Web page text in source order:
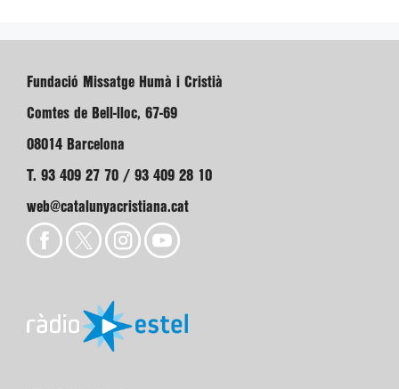
Fundació Missatge Humà i Cristià
Comtes de Bell-lloc, 67-69
08014 Barcelona
T. 93 409 27 70 / 93 409 28 10
web@catalunyacristiana.cat